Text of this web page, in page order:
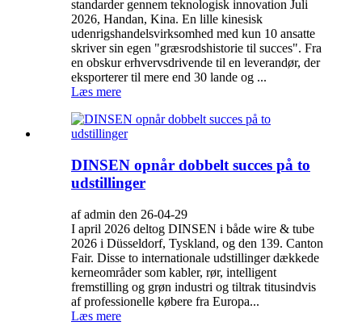
standarder gennem teknologisk innovation Juli
2026, Handan, Kina. En lille kinesisk
udenrigshandelsvirksomhed med kun 10 ansatte
skriver sin egen "græsrodshistorie til succes". Fra
en obskur erhvervsdrivende til en leverandør, der
eksporterer til mere end 30 lande og ...
Læs mere
DINSEN opnår dobbelt succes på to
udstillinger
af admin den 26-04-29
I april 2026 deltog DINSEN i både wire & tube
2026 i Düsseldorf, Tyskland, og den 139. Canton
Fair. Disse to internationale udstillinger dækkede
kerneområder som kabler, rør, intelligent
fremstilling og grøn industri og tiltrak titusindvis
af professionelle købere fra Europa...
Læs mere